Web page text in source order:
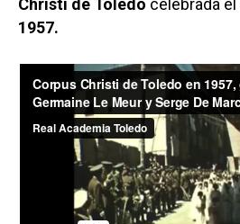
Christi de Toledo celebrada el
1957.